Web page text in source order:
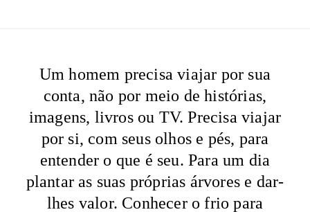
Um homem precisa viajar por sua
conta, não por meio de histórias,
imagens, livros ou TV. Precisa viajar
por si, com seus olhos e pés, para
entender o que é seu. Para um dia
plantar as suas próprias árvores e dar-
lhes valor. Conhecer o frio para